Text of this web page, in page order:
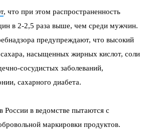
, что при этом распространенность
в 2-2,5 раза выше, чем среди мужчин.
предупреждают, что высокий
насыщенных жирных кислот, соли
сосудистых заболеваний,
сахарного диабета.
России в ведомстве пытаются с
маркировки продуктов.